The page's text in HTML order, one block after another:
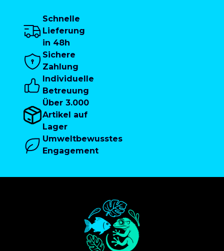
Schnelle
Lieferung
in 48h
Sichere
Zahlung
Individuelle
Betreuung
Über 3.000
Artikel auf
Lager
Umweltbewusstes
Engagement